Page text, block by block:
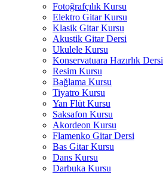
Fotoğrafçılık Kursu
Elektro Gitar Kursu
Klasik Gitar Kursu
Akustik Gitar Dersi
Ukulele Kursu
Konservatuara Hazırlık Dersi
Resim Kursu
Bağlama Kursu
Tiyatro Kursu
Yan Flüt Kursu
Saksafon Kursu
Akordeon Kursu
Flamenko Gitar Dersi
Bas Gitar Kursu
Dans Kursu
Darbuka Kursu